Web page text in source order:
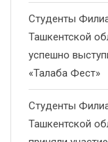
Студенты
Ташкентской
успешно
«Талаба Фест»
Студенты
Ташкентской